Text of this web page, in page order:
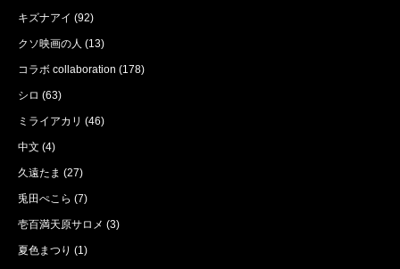
キズナアイ (92)
クソ映画の人 (13)
コラボ collaboration (178)
シロ (63)
ミライアカリ (46)
中文 (4)
久遠たま (27)
兎田ぺこら (7)
壱百満天原サロメ (3)
夏色まつり (1)